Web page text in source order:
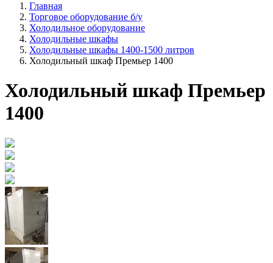
Главная
Торговое оборудование б/у
Холодильное оборудование
Холодильные шкафы
Холодильные шкафы 1400-1500 литров
Холодильный шкаф Премьер 1400
Холодильный шкаф Премьер
1400